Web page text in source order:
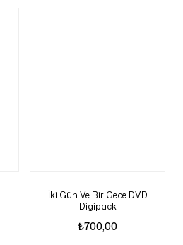
İki Gün Ve Bir Gece DVD
Digipack
₺700,00